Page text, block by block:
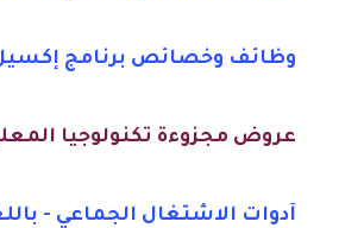
وظائف وخصائص برنامج
عروض مجزوءة تكنولوجيا
آدوات الاشتغال الجماعي -